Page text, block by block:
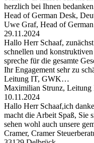
herzlich bei Ihnen
Head of German Desk,
Uwe Graf, Head of
29.11.2024
Hallo Herr Schaaf,
schnellen und
spreche für die gesamte
Ihr Engagement sehr zu
Leitung IT, GWK…
Maximilian Strunz,
10.11.2024
Hallo Herr Schaaf,ich
macht die Arbeit Spaß, Sie
sehen wohl auch unsere
Cramer, Cramer